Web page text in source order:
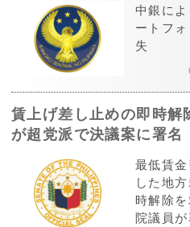
中銀に
ートフ
失
賃上げ差し止めの即時
が超党派で決議案に署名
最低賃
した地
時解除
院議員が